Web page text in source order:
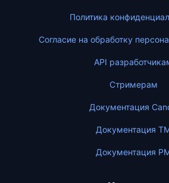
Политика
Согласие на обработку
API
Стримерам
Документация
Документация
Документация